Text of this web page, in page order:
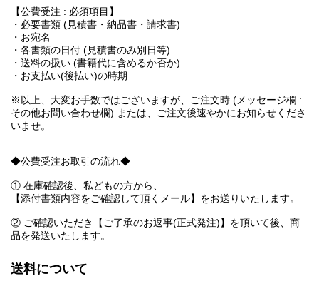
【公費受注 : 必須項目】
・必要書類 (見積書・納品書・請求書)
・お宛名
・各書類の日付 (見積書のみ別日等)
・送料の扱い (書籍代に含めるか否か)
・お支払い(後払い)の時期
※以上、大変お手数ではございますが、ご注文時 (メッセージ欄 :
その他お問い合わせ欄) または、ご注文後速やかにお知らせくださ
いませ。
◆公費受注お取引の流れ◆
① 在庫確認後、私どもの方から、
【添付書類内容をご確認して頂くメール】をお送りいたします。
② ご確認いただき【ご了承のお返事(正式発注)】を頂いて後、商
品を発送いたします。
送料について